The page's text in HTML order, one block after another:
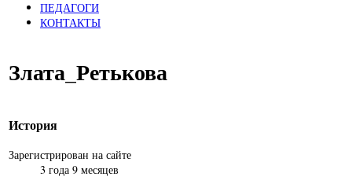
ПЕДАГОГИ
КОНТАКТЫ
Злата_Ретькова
История
Зарегистрирован на сайте
3 года 9 месяцев